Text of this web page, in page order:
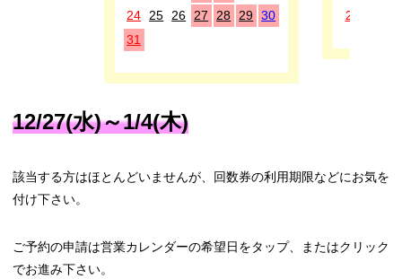
24 25 26 27 28 29 30
31
28
12/27(水)～1/4(木)
該当する方はほとんどいませんが、回数券の利用期限などにお気を
付け下さい。
ご予約の申請は営業カレンダーの希望日をタップ、またはクリック
でお進み下さい。